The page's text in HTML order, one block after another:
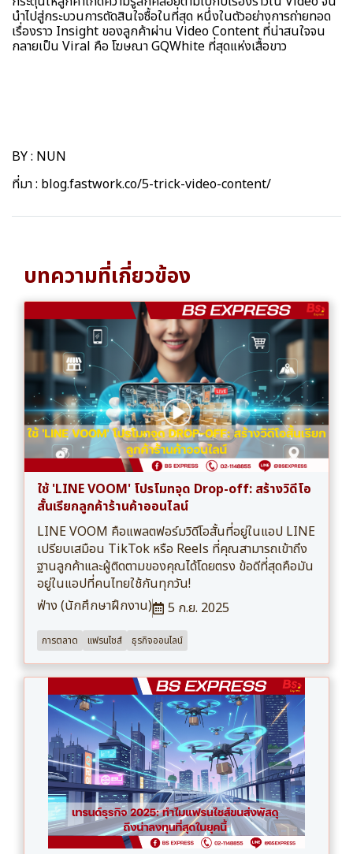
นำไปสู่กระบวนการตัดสินใจซื้อในที่สุด หนึ่งในตัวอย่างการถ่ายทอด
เรื่องราว Insight ของลูกค้าผ่าน Video Content ที่น่าสนใจจน
กลายเป็น Viral คือ โฆษณา GQWhite ที่สุดแห่งเสื้อขาว
BY : NUN
ที่มา : blog.fastwork.co/5-trick-video-content/
บทความที่เกี่ยวข้อง
ใช้ 'LINE VOOM' โปรโมทจุด Drop-off: สร้างวิดีโอ
สั้นเรียกลูกค้าร้านค้าออนไลน์
LINE VOOM คือแพลตฟอร์มวิดีโอสั้นที่อยู่ในแอป LINE
เปรียบเสมือน TikTok หรือ Reels ที่คุณสามารถเข้าถึง
ฐานลูกค้าและผู้ติดตามของคุณได้โดยตรง ข้อดีที่สุดคือมัน
อยู่ในแอปที่คนไทยใช้กันทุกวัน!
ฟ่าง (นักศึกษาฝึกงาน)
5 ก.ย. 2025
การตลาด แฟรนไชส์ ธุรกิจออนไลน์